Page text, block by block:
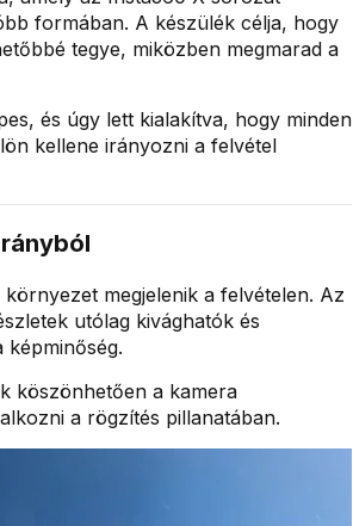
formában. A készülék célja, hogy
tegye, miközben megmarad a
és úgy lett kialakítva, hogy minden
kellene irányozni a felvétel
megjelenik a felvételen. Az
utólag kivághatók és
köszönhetően a kamera
a rögzítés pillanatában.